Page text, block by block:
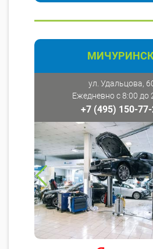
ул. Удальцова,
Ежедневно с 8:00 до
+7 (495) 150-77-